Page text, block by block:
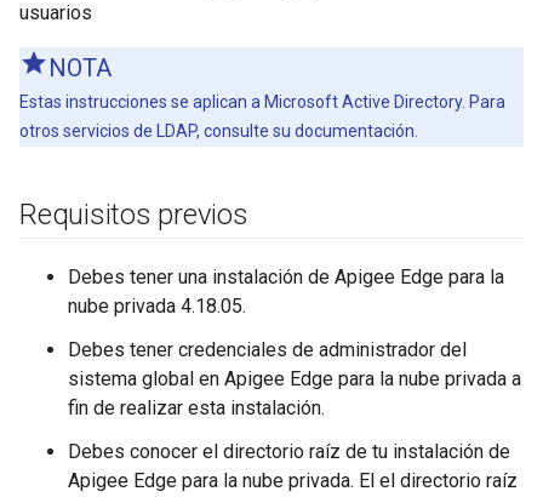
usuarios
NOTA
Estas instrucciones se aplican a Microsoft Active Directory. Para
otros servicios de LDAP, consulte su documentación.
Requisitos previos
Debes tener una instalación de Apigee Edge para la
nube privada 4.18.05.
Debes tener credenciales de administrador del
sistema global en Apigee Edge para la nube privada a
fin de realizar esta instalación.
Debes conocer el directorio raíz de tu instalación de
Apigee Edge para la nube privada. El el directorio raíz